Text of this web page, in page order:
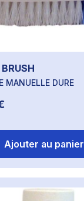
MANUELLE DURE
Ajouter au panier